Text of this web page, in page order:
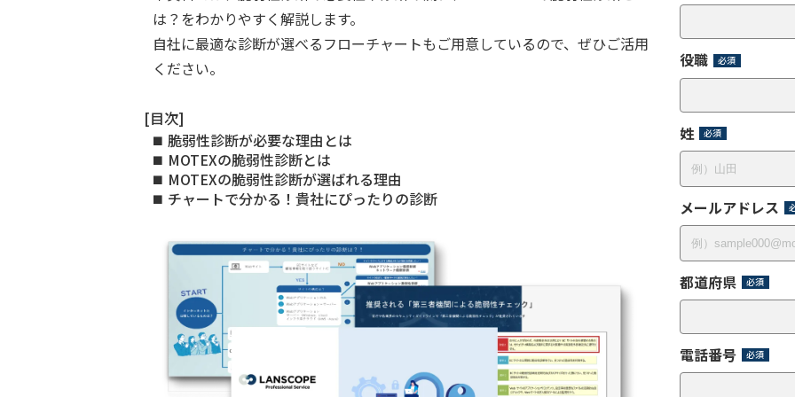
は？をわかりやすく解説します。
自社に最適な診断が選べるフローチャートもご用意しているので、ぜひご活用
ください。
[目次]
脆弱性診断が必要な理由とは
MOTEXの脆弱性診断とは
MOTEXの脆弱性診断が選ばれる理由
チャートで分かる！貴社にぴったりの診断
役職
姓
メールアドレス
都道府県
電話番号